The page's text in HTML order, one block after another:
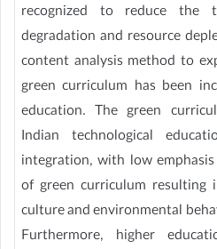
recognized to reduce the
degradation and resource
content analysis method to
green curriculum has been
education. The green
Indian technological
integration, with low
of green curriculum resulting
culture and environmental
Furthermore, higher